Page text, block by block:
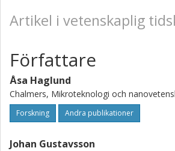
Artikel i vetenskaplig
Författare
Åsa Haglund
Chalmers, Mikroteknologi och
Forskning Andra publikationer
Johan Gustavsson